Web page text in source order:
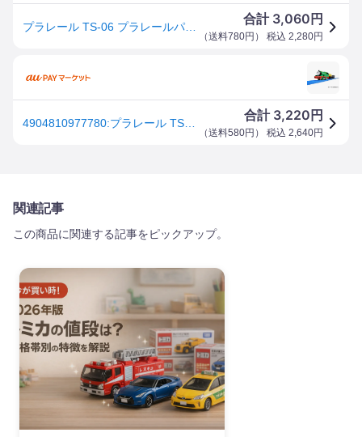
合計 3,060 円
（送料780円 ） 税込 2,280円
合計 3,220 円
（送料580円 ） 税込 2,640円
関連記事
この商品に関連する記事をピックアップ。